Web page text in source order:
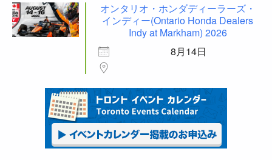
オンタリオ・ホンダディーラーズ・
インディー(Ontario Honda Dealers
Indy at Markham) 2026
8月14日